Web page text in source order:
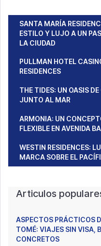
SANTA MARÍA
ESTILO Y LUJO A UN
LA CIUDAD
PULLMAN HOTEL
RESIDENCES
THE TIDES: UN OASIS
JUNTO AL MAR
ARMONIA: UN
FLEXIBLE EN AVENIDA
WESTIN RESIDENCES:
MARCA SOBRE EL
Articulos
ASPECTOS PRÁCTICOS
TOMÉ: VIAJES SIN VISA,
CONCRETOS